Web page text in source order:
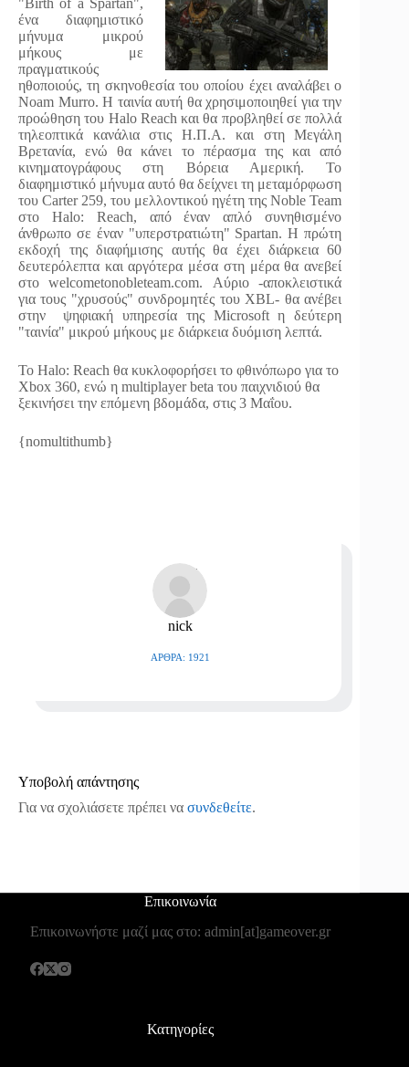
"Birth of a Spartan",
ένα διαφημιστικό
μήνυμα μικρού
μήκους με
πραγματικούς
ηθοποιούς, τη σκηνοθεσία του οποίου έχει αναλάβει ο
Noam Murro. Η ταινία αυτή θα χρησιμοποιηθεί για την
προώθηση του Halo Reach και θα προβληθεί σε πολλά
τηλεοπτικά κανάλια στις Η.Π.Α. και στη Μεγάλη
Βρετανία, ενώ θα κάνει το πέρασμα της και από
κινηματογράφους στη Βόρεια Αμερική. Το
διαφημιστικό μήνυμα αυτό θα δείχνει τη μεταμόρφωση
του Carter 259, του μελλοντικού ηγέτη της Noble Team
στο Halo: Reach, από έναν απλό συνηθισμένο
άνθρωπο σε έναν "υπερστρατιώτη" Spartan. Η πρώτη
εκδοχή της διαφήμισης αυτής θα έχει διάρκεια 60
δευτερόλεπτα και αργότερα μέσα στη μέρα θα ανεβεί
στο welcometonobleteam.com. Αύριο -αποκλειστικά
για τους "χρυσούς" συνδρομητές του XBL- θα ανέβει
στην ψηφιακή υπηρεσία της Microsoft η δεύτερη
"ταινία" μικρού μήκους με διάρκεια δυόμιση λεπτά.
Το Halo: Reach θα κυκλοφορήσει το φθινόπωρο για το
Xbox 360, ενώ η multiplayer beta του παιχνιδιού θα
ξεκινήσει την επόμενη βδομάδα, στις 3 Μαΐου.
{nomultithumb}
nick
ΆΡΘΡΑ: 1921
Υποβολή απάντησης
Για να σχολιάσετε πρέπει να συνδεθείτε.
Επικοινωνία
Επικοινωνήστε μαζί μας στο: admin[at]gameover.gr
Κατηγορίες